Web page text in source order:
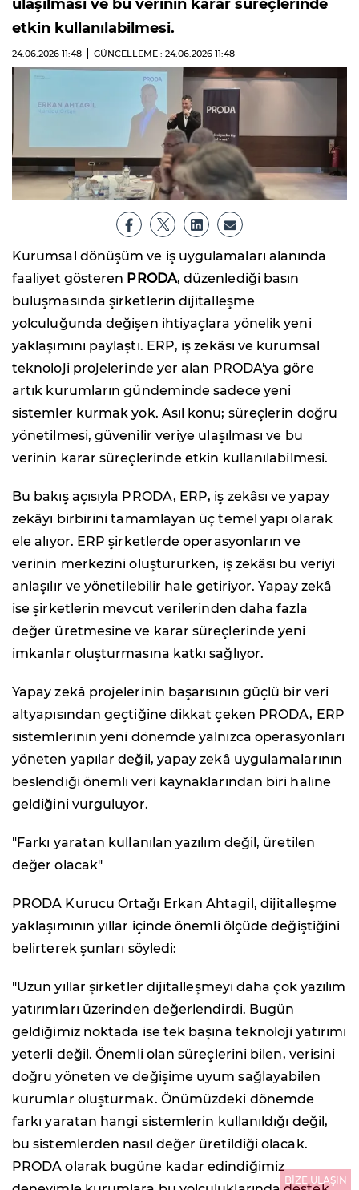
ulaşılması ve bu verinin karar süreçlerinde
etkin kullanılabilmesi.
24.06.2026 11:48 GÜNCELLEME : 24.06.2026 11:48
Kurumsal dönüşüm ve iş uygulamaları alanında
faaliyet gösteren PRODA, düzenlediği basın
buluşmasında şirketlerin dijitalleşme
yolculuğunda değişen ihtiyaçlara yönelik yeni
yaklaşımını paylaştı. ERP, iş zekâsı ve kurumsal
teknoloji projelerinde yer alan PRODA'ya göre
artık kurumların gündeminde sadece yeni
sistemler kurmak yok. Asıl konu; süreçlerin doğru
yönetilmesi, güvenilir veriye ulaşılması ve bu
verinin karar süreçlerinde etkin kullanılabilmesi.
Bu bakış açısıyla PRODA, ERP, iş zekâsı ve yapay
zekâyı birbirini tamamlayan üç temel yapı olarak
ele alıyor. ERP şirketlerde operasyonların ve
verinin merkezini oluştururken, iş zekâsı bu veriyi
anlaşılır ve yönetilebilir hale getiriyor. Yapay zekâ
ise şirketlerin mevcut verilerinden daha fazla
değer üretmesine ve karar süreçlerinde yeni
imkanlar oluşturmasına katkı sağlıyor.
Yapay zekâ projelerinin başarısının güçlü bir veri
altyapısından geçtiğine dikkat çeken PRODA, ERP
sistemlerinin yeni dönemde yalnızca operasyonları
yöneten yapılar değil, yapay zekâ uygulamalarının
beslendiği önemli veri kaynaklarından biri haline
geldiğini vurguluyor.
"Farkı yaratan kullanılan yazılım değil, üretilen
değer olacak"
PRODA Kurucu Ortağı Erkan Ahtagil, dijitalleşme
yaklaşımının yıllar içinde önemli ölçüde değiştiğini
belirterek şunları söyledi:
"Uzun yıllar şirketler dijitalleşmeyi daha çok yazılım
yatırımları üzerinden değerlendirdi. Bugün
geldiğimiz noktada ise tek başına teknoloji yatırımı
yeterli değil. Önemli olan süreçlerini bilen, verisini
doğru yöneten ve değişime uyum sağlayabilen
kurumlar oluşturmak. Önümüzdeki dönemde
farkı yaratan hangi sistemlerin kullanıldığı değil,
bu sistemlerden nasıl değer üretildiği olacak.
PRODA olarak bugüne kadar edindiğimiz
BİZE ULAŞIN